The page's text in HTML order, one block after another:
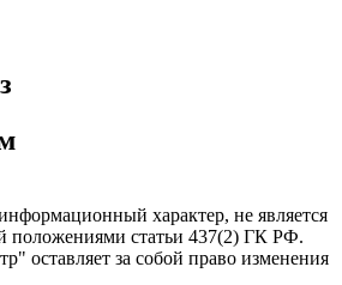
характер, не является
положениями статьи 437(2) ГК РФ.
за собой право изменения